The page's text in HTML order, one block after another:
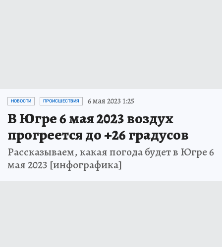
НОВОСТИ ПРОИСШЕСТВИЯ 6 мая 2023 1:25
В Югре 6 мая 2023 воздух
прогреется до +26 градусов
Рассказываем, какая погода будет в Югре 6
мая 2023 [инфографика]